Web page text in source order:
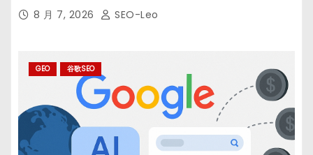
8 月 7, 2026 SEO-Leo
GEO 谷歌SEO